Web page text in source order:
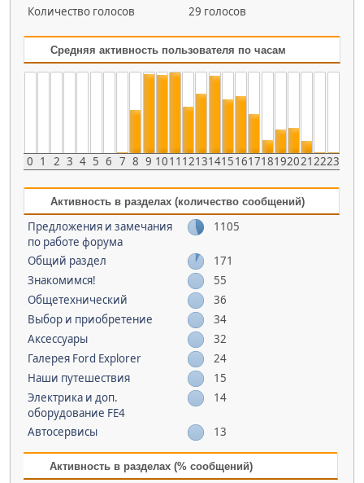
Количество голосов 29 голосов
Средняя активность пользователя по часам
0 1 2 3 4 5 6 7 8 9 1011 121314151617181920212223
Активность в разделах (количество сообщений)
Предложения и замечания
по работе форума
1105
Общий раздел
171
Знакомимся!
55
Общетехнический
36
Выбор и приобретение
34
Аксессуары
32
Галерея Ford Explorer
24
Наши путешествия
15
Электрика и доп.
оборудование FE4
14
Автосервисы 13
Активность в разделах (% сообщений)